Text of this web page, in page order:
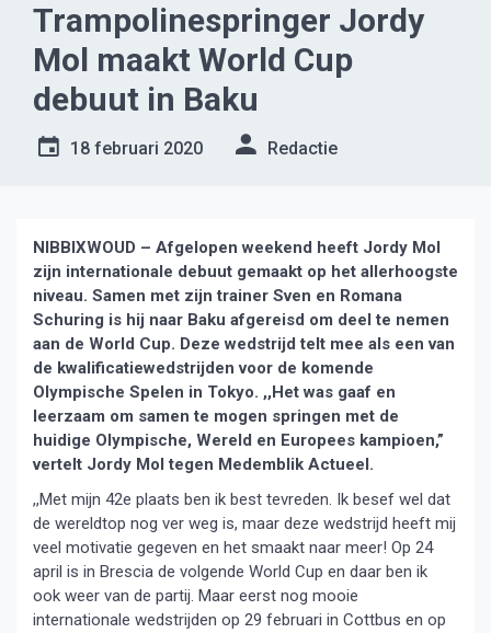
Trampolinespringer Jordy
Mol maakt World Cup
debuut in Baku
18 februari 2020 Redactie
NIBBIXWOUD – Afgelopen weekend heeft Jordy Mol
zijn internationale debuut gemaakt op het allerhoogste
niveau. Samen met zijn trainer Sven en Romana
Schuring is hij naar Baku afgereisd om deel te nemen
aan de World Cup. Deze wedstrijd telt mee als een van
de kwalificatiewedstrijden voor de komende
Olympische Spelen in Tokyo. ,,Het was gaaf en
leerzaam om samen te mogen springen met de
huidige Olympische, Wereld en Europees kampioen,”
vertelt Jordy Mol tegen Medemblik Actueel.
,,Met mijn 42e plaats ben ik best tevreden. Ik besef wel dat
de wereldtop nog ver weg is, maar deze wedstrijd heeft mij
veel motivatie gegeven en het smaakt naar meer! Op 24
april is in Brescia de volgende World Cup en daar ben ik
ook weer van de partij. Maar eerst nog mooie
internationale wedstrijden op 29 februari in Cottbus en op